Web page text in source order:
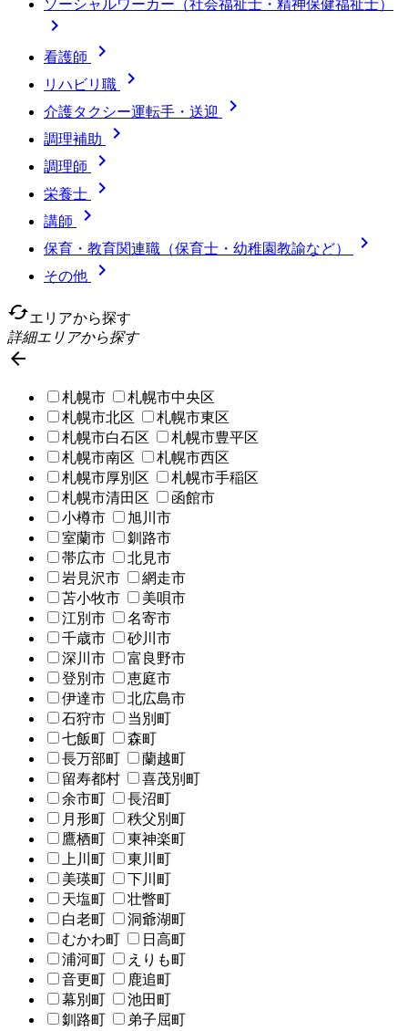
ソーシャルワーカー（社会福祉士・精神保健福祉士）

看護師 
リハビリ職 
介護タクシー運転手・送迎 
調理補助 
調理師 
栄養士 
講師 
保育・教育関連職（保育士・幼稚園教諭など） 
その他

cachedエリアから探す
詳細エリアから探す

札幌市
札幌市中央区
札幌市北区
札幌市東区
札幌市白石区
札幌市豊平区
札幌市南区
札幌市西区
札幌市厚別区
札幌市手稲区
札幌市清田区
函館市
小樽市
旭川市
室蘭市
釧路市
帯広市
北見市
岩見沢市
網走市
苫小牧市
美唄市
江別市
名寄市
千歳市
砂川市
深川市
富良野市
登別市
恵庭市
伊達市
北広島市
石狩市
当別町
七飯町
森町
長万部町
蘭越町
留寿都村
喜茂別町
余市町
長沼町
月形町
秩父別町
鷹栖町
東神楽町
上川町
東川町
美瑛町
下川町
天塩町
壮瞥町
白老町
洞爺湖町
むかわ町
日高町
浦河町
えりも町
音更町
鹿追町
幕別町
池田町
釧路町
弟子屈町